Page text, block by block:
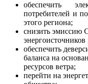
обеспечить
потребителей и
этого региона;
снизить эмиссию
обеспечить
баланса на
ресурсов ветра;
перейти на